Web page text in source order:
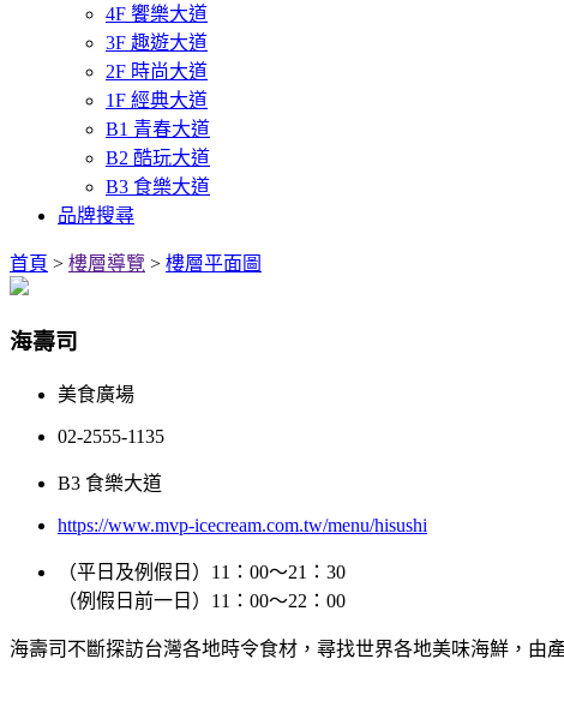
4F 饗樂大道
3F 趣遊大道
2F 時尚大道
1F 經典大道
B1 青春大道
B2 酷玩大道
B3 食樂大道
品牌搜尋
首頁 > 樓層導覽 > 樓層平面圖
海壽司
美食廣場
02-2555-1135
B3 食樂大道
https://www.mvp-icecream.com.tw/menu/hisushi
（平日及例假日）11：00～21：30
（例假日前一日）11：00～22：00
海壽司不斷探訪台灣各地時令食材，尋找世界各地美味海鮮，由